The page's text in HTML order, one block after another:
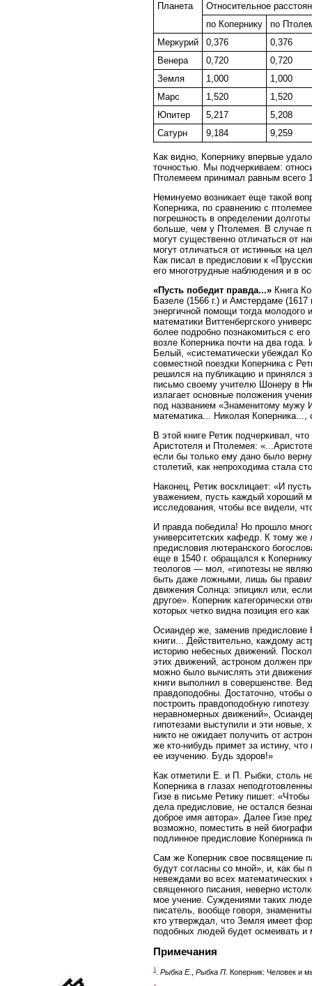
Планета
Относительное
по Копернику
по
Меркурий
0,376
0,376
Венера
0,720
0,720
Земля
1,000
1,000
Марс
1,520
1,520
Юпитер
5,217
5,208
Сатурн
9,184 9,259
Как видно, Копернику впервые
точностью. Мы подчеркиваем:
Птолемеем принимал равным всего
Неминуемо возникает еще такой
Коперника, по сравнению с
погрешность в определении
больше, чем у Птолемея. В случае
могут существенно отличаться от
могут отличаться от истинных на
Как писал в предисловии к
его многотрудные наблюдения и в
«Пусть победит правда...» Книга
Базеле (1566 г.) и Амстердаме
энергичной помощи тогда
математики Виттенбергского
более подробно познакомиться с
возле Коперника почти на два
Белый, «систематически убеждал
совместной поездки Коперника с
решился на публикацию и принялся
письмо своему учителю Шонеру в
излагает основные положения
под названием «Знаменитому мужу
математика... Николая
В этой книге Ретик подчеркивал,
Аристотеля и Птолемея:
если бы только ему дано было
столетий, как непроходима стала
Наконец, Ретик восклицает: «И
уважением, пусть каждый хороший
исследования, чтобы все видели,
И правда победила! Но прошло
университетских кафедр. К тому же
предисловия лютеранского
еще в 1540 г. обращался к
теологов — мол, «гипотезы не
быть даже ложными, лишь бы
движения Солнца: эпицикл или,
другое». Коперник категорически
которых четко видна позиция его
Осиандер же, заменив предисловие
книги... Действительно, каждому
историю небесных движений.
этих движений, астроном должен
можно было вычислять эти
книги выполнил в совершенстве.
правдоподобны. Достаточно, чтобы
построить правдоподобную
неравномерных движений»,
гипотезами выступили и эти новые,
никто не ожидает получить от
же кто-нибудь примет за истину,
ее изучению. Будь здоров!»
Как отметили Е. и П. Рыбки, столь
Коперника в глазах
Гизе в письме Ретику пишет:
дела предисловие, не остался
доброе имя автора». Далее Гизе
возможно, поместить в ней
подлинное предисловие Коперника
Сам же Коперник свое посвящение
будут согласны со мной», и, как бы
невеждами во всех математических
священного писания, неверно
мое учение. Суждениями таких
писатель, вообще говоря,
кто утверждал, что Земля имеет
подобных людей будет осмеивать и
Примечания
1 Рыбка Е. Рыбка П. Коперник: Человек и